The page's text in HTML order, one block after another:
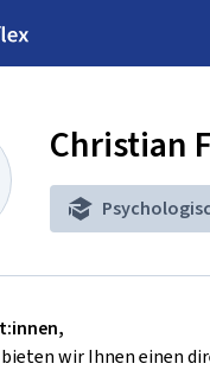
Christian
wir Ihnen einen